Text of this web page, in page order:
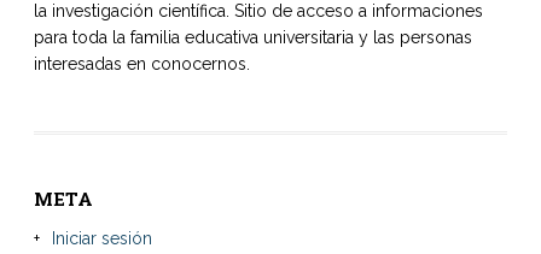
la investigación científica. Sitio de acceso a informaciones
para toda la familia educativa universitaria y las personas
interesadas en conocernos.
META
Iniciar sesión